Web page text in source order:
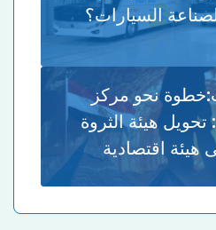
السيارات؟
خطوة نحو مركز
هيئة الثروة
هيئة اقتصادية